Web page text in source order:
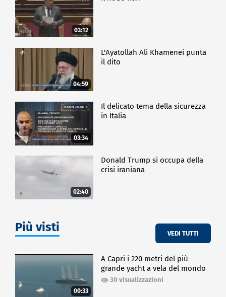
03:12
04:59
L'Ayatollah Ali Khamenei punta
il dito
03:34
Il delicato tema della sicurezza
in Italia
02:40
Donald Trump si occupa della
crisi iraniana
Più visti VEDI TUTTI
00:33
A Capri i 220 metri del più
grande yacht a vela del mondo
30 visualizzazioni